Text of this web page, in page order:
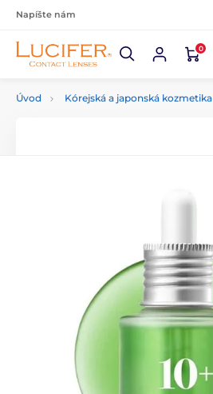
Napíšte nám
0
Úvod Kórejská a japonská kozmetika